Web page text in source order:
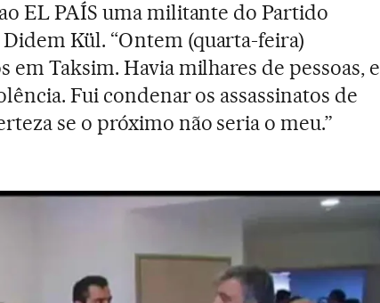
EL PAÍS uma militante do Partido
Kül. “Ontem (quarta-feira)
Taksim. Havia milhares de pessoas, e
Fui condenar os assassinatos de
se o próximo não seria o meu.”